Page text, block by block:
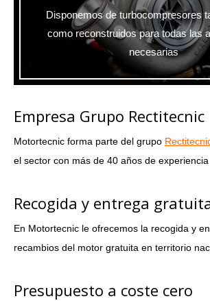
Disponemos de turbocompresores
como reconstruidos para todas las
necesarias
Empresa Grupo Rectitecnic
Motortecnic forma parte del grupo
el sector con más de 40 años de experiencia
Recogida y entrega
En Motortecnic le ofrecemos la recogida y
recambios del motor gratuita en territorio
Presupuesto a coste cero